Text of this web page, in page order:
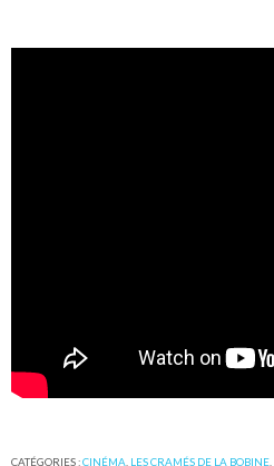
CATÉGORIES :CINÉMA LES CRAMÉS DE LA BOBINE